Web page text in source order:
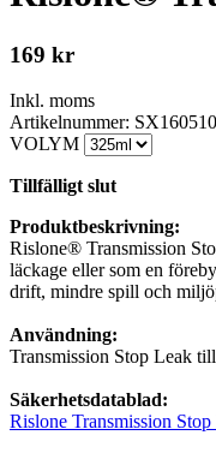
169 kr
Inkl. moms
Artikelnummer: SX160510
VOLYM
Tillfälligt slut
Produktbeskrivning:
Rislone® Transmission
läckage eller som en
drift, mindre spill och
Användning:
Transmission Stop Leak
Säkerhetsdatablad:
Rislone Transmission